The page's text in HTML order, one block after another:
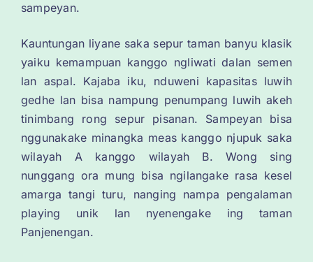
sampeyan.
Kauntungan liyane saka sepur taman banyu klasik
yaiku kemampuan kanggo ngliwati dalan semen
lan aspal. Kajaba iku, nduweni kapasitas luwih
gedhe lan bisa nampung penumpang luwih akeh
tinimbang rong sepur pisanan. Sampeyan bisa
nggunakake minangka meas kanggo njupuk saka
wilayah A kanggo wilayah B. Wong sing
nunggang ora mung bisa ngilangake rasa kesel
amarga tangi turu, nanging nampa pengalaman
playing unik lan nyenengake ing taman
Panjenengan.